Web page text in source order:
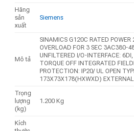
Hãng
sản
xuất
Siemens
Mô tả
SINAMICS G120C RATED
OVERLOAD FOR 3 SEC 3AC380-
UNFILTERED I/O-INTERFACE:
TORQUE OFF INTEGRATED
PROTECTION: IP20/ UL OPEN
173X73X178(HXWXD)
Trọng
lượng
(kg)
1.200 Kg
Kích